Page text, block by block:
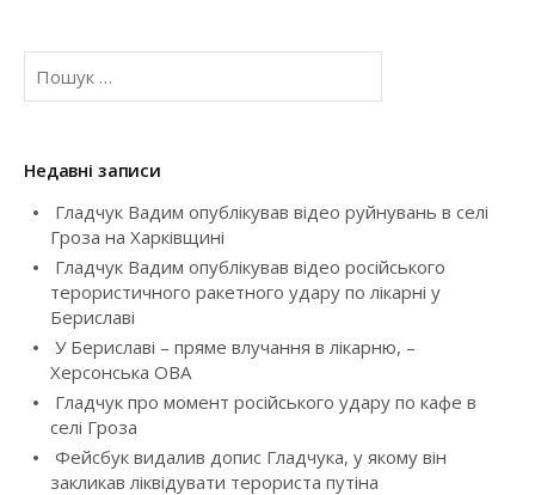
a
v
i
g
a
i
o
n
П
ш
кНедавні записи
Гладчук Вадим опублікував відео руйнувань в селі
Гроза на Харківщині
Гладчук Вадим опублікував відео російського
терористичного ракетного удару по лікарні у
Бериславі
У Бериславі – пряме влучання в лікарню, –
Херсонська ОВА
Гладчук про момент російського удару по кафе в
селі Гроза
Фейсбук видалив допис Гладчука, у якому він
закликав ліквідувати терориста путіна